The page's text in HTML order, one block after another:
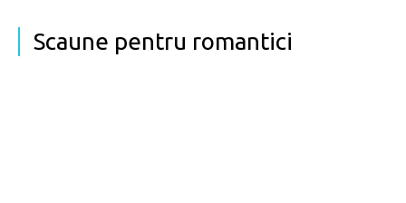
Scaune pentru romantici